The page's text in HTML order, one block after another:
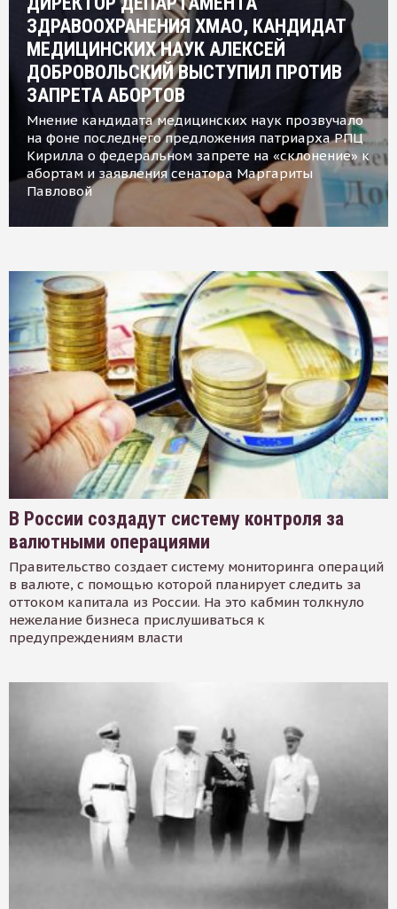
ЗДРАВООХРАНЕНИЯ ХМАО, КАНДИДАТ
МЕДИЦИНСКИХ НАУК АЛЕКСЕЙ
ДОБРОВОЛЬСКИЙ ВЫСТУПИЛ ПРОТИВ
ЗАПРЕТА АБОРТОВ
Мнение кандидата медицинских наук прозвучало
на фоне последнего предложения патриарха РПЦ
Кирилла о федеральном запрете на «склонение» к
абортам и заявления сенатора Маргариты
Павловой
В России создадут систему контроля за
валютными операциями
Правительство создает систему мониторинга операций
в валюте, с помощью которой планирует следить за
оттоком капитала из России. На это кабмин толкнуло
нежелание бизнеса прислушиваться к
предупреждениям власти